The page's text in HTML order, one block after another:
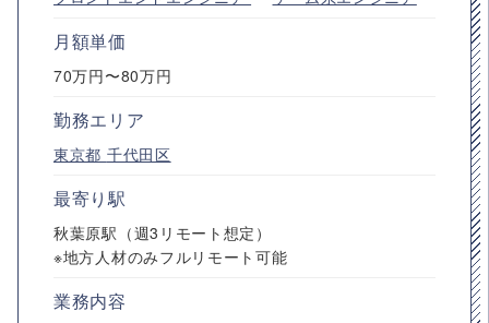
月額単価
70万円〜80万円
勤務エリア
東京都 千代田区
最寄り駅
秋葉原駅（週3リモート想定）
※地方人材のみフルリモート可能
業務内容